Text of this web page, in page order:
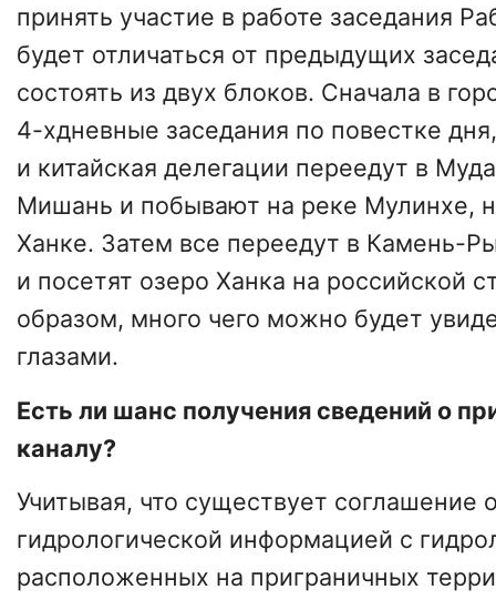
принять участие в работе заседания
будет отличаться от предыдущих
состоять из двух блоков. Сначала в
4-хдневные заседания по повестке
и китайская делегации переедут в
Мишань и побывают на реке Мулинхе,
Ханке. Затем все переедут в Камень-
и посетят озеро Ханка на российской
образом, много чего можно будет
глазами.
Есть ли шанс получения сведений о
каналу?
Учитывая, что существует соглашение
гидрологической информацией с
расположенных на приграничных